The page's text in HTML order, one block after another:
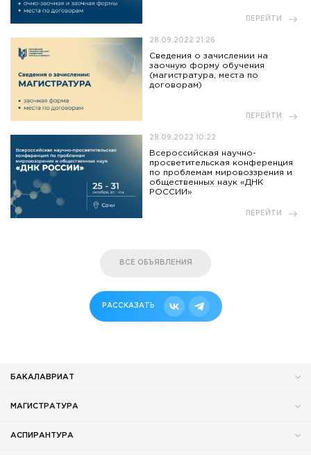
ПЕРЕЙТИ
28.09.2022 21:26
Сведения о зачислении на
заочную форму обучения
(магистратура, места по
договорам)
ПЕРЕЙТИ
28.09.2022 10:22
Всероссийская научно-
просветительская конференция
по проблемам мировоззрения и
общественных наук «ДНК
РОССИИ»
ПЕРЕЙТИ
ВСЕ ОБЪЯВЛЕНИЯ
РАССКАЗАТЬ
БАКАЛАВРИАТ
МАГИСТРАТУРА
АСПИРАНТУРА